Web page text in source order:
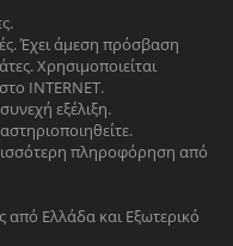
Έχει άμεση πρόσβαση
Χρησιμοποιείται
INTERNET.
εξέλιξη.
πληροφόρηση από
από Ελλάδα και Εξωτερικό